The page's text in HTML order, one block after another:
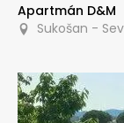
Apartmán D&M
Sukošan -